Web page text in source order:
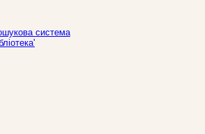
система